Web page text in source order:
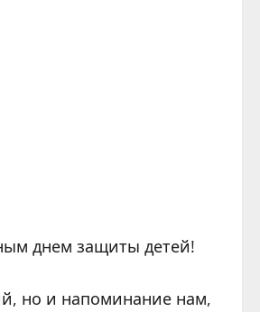
днем защиты детей!
но и напоминание нам,